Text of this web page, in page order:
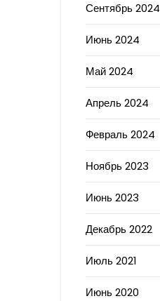
Сентябрь 2024
Июнь 2024
Май 2024
Апрель 2024
Февраль 2024
Ноябрь 2023
Июнь 2023
Декабрь 2022
Июль 2021
Июнь 2020